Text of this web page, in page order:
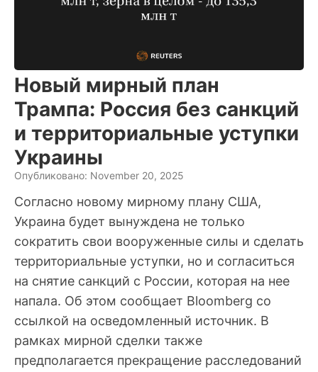
Новый мирный план
Трампа: Россия без санкций
и территориальные уступки
Украины
Опубликовано: November 20, 2025
Согласно новому мирному плану США,
Украина будет вынуждена не только
сократить свои вооруженные силы и сделать
территориальные уступки, но и согласиться
на снятие санкций с России, которая на нее
напала. Об этом сообщает Bloomberg со
ссылкой на осведомленный источник. В
рамках мирной сделки также
предполагается прекращение расследований